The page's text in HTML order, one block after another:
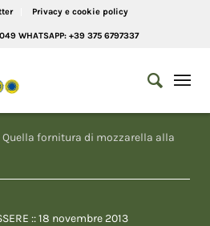
Privacy e cookie policy
WHATSAPP: +39 375 6797337
Quella fornitura di mozzarella alla
::18 novembre 2013